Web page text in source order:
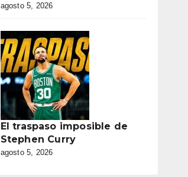
agosto 5, 2026
El traspaso imposible de
Stephen Curry
agosto 5, 2026